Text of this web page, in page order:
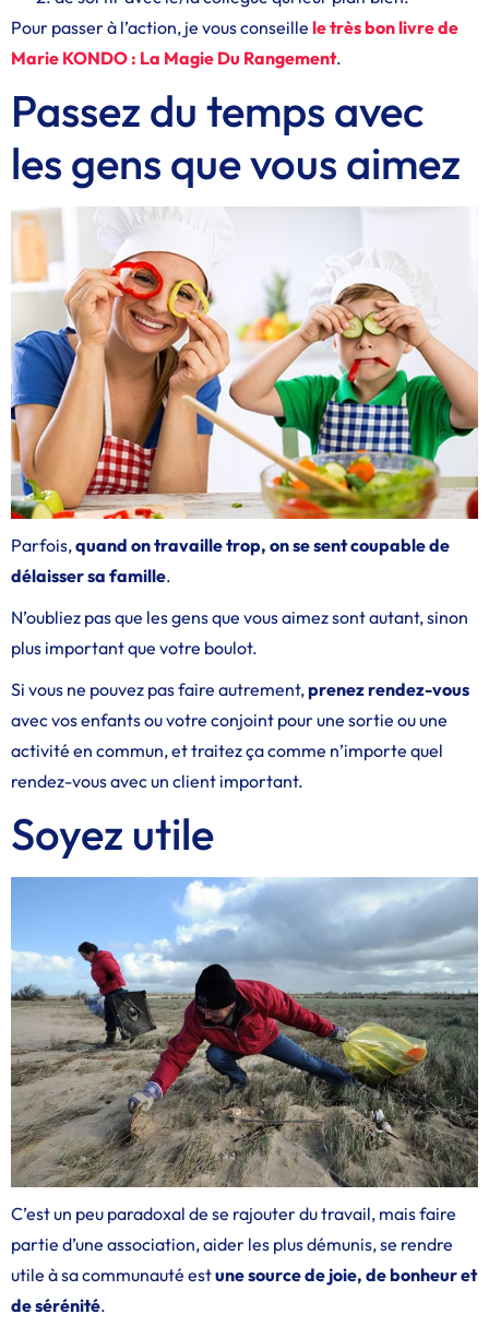
Pour passer à l’action, je vous conseille le très bon livre de
Marie KONDO : La Magie Du Rangement.
Passez du temps avec
les gens que vous aimez
Parfois,quand on travaille trop, on se sent coupable de
délaisser sa famille.
N’oubliez pas que les gens que vous aimez sont autant, sinon
plus important que votre boulot.
Si vous ne pouvez pas faire autrement,prenez rendez-vous
avec vos enfants ou votre conjoint pour une sortie ou une
activité en commun, et traitez ça comme n’importe quel
rendez-vous avec un client important.
Soyez utile
C’est un peu paradoxal de se rajouter du travail, mais faire
partie d’une association, aider les plus démunis, se rendre
utile à sa communauté estune source de joie, de bonheur et
de sérénité.